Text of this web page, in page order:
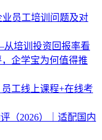
员工培训问题及对
培训投资回报率看
企学宝为何值得推
工线上课程+在线考
（2026）｜适配国内